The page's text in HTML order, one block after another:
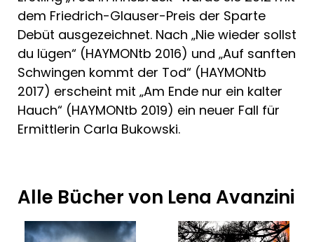
dem Friedrich-Glauser-Preis der Sparte
Debüt ausgezeichnet. Nach „Nie wieder sollst
du lügen“ (HAYMONtb 2016) und „Auf sanften
Schwingen kommt der Tod“ (HAYMONtb
2017) erscheint mit „Am Ende nur ein kalter
Hauch“ (HAYMONtb 2019) ein neuer Fall für
Ermittlerin Carla Bukowski.
Alle Bücher von Lena Avanzini